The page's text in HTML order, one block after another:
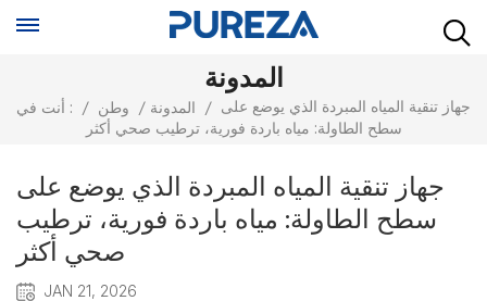
المدونة
أنت في : / وطن / المدونة / جهاز تنقية المياه المبردة الذي يوضع على
سطح الطاولة: مياه باردة فورية، ترطيب صحي أكثر
جهاز تنقية المياه المبردة الذي يوضع على
سطح الطاولة: مياه باردة فورية، ترطيب
صحي أكثر
JAN 21, 2026